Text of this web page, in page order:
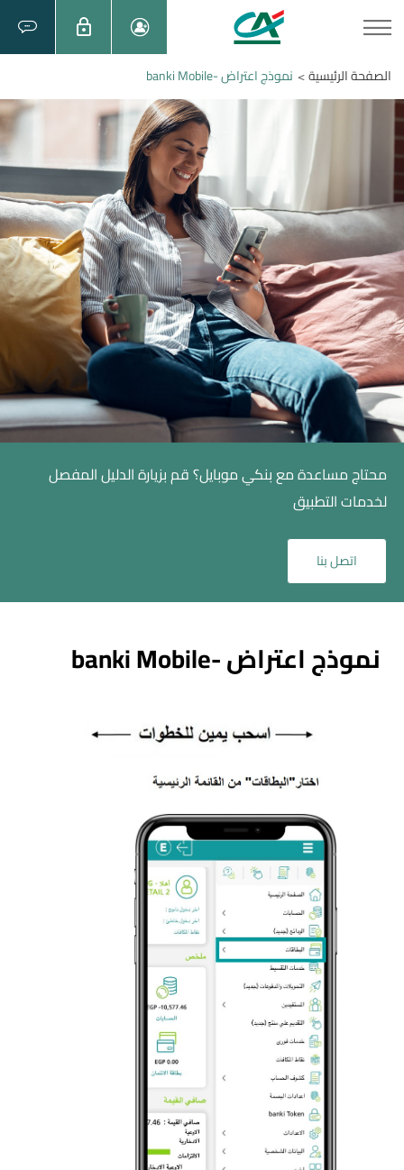
الصفحة الرئيسية > نموذج اعتراض -banki Mobile
محتاج مساعدة مع بنكي موبايل؟ قم بزيارة الدليل المفصل
لخدمات التطبيق
اتصل بنا
نموذج اعتراض -banki Mobile